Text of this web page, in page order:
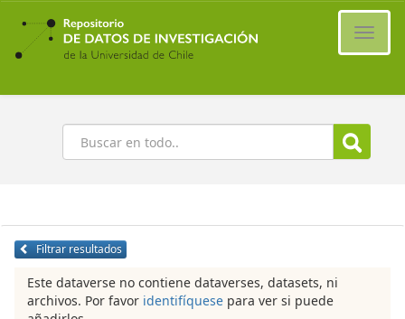
Ir
contenido
principal
Buscar
Filtrar resultados
Este dataverse no contiene dataverses, datasets, ni
archivos. Por favor identifíquese para ver si puede